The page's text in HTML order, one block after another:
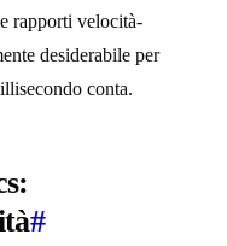
rapporti velocità-
desiderabile per
conta.
#